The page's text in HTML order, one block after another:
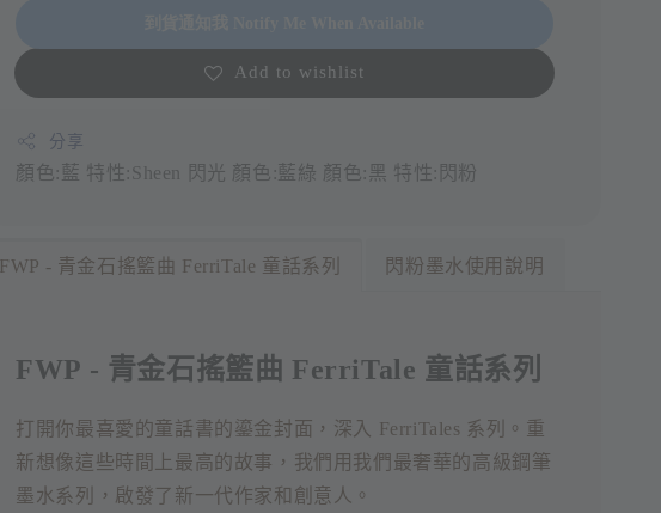
Add to wishlist
分享
顏色:藍 特性:Sheen 閃光 顏色:藍綠 顏色:黑 特性:閃粉
FWP - 青金石搖籃曲 FerriTale 童話系列 閃粉墨水使用說明
FWP - 青金石搖籃曲 FerriTale 童話系列
打開你最喜愛的童話書的鎏金封面，深入 FerriTales 系列。重
新想像這些時間上最高的故事，我們用我們最奢華的高級鋼筆
墨水系列，啟發了新一代作家和創意人。